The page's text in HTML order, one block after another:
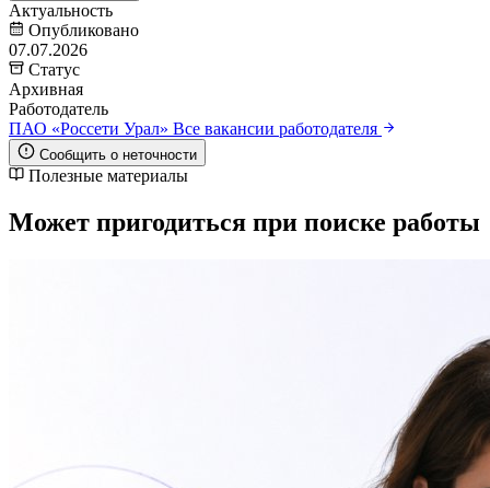
Актуальность
Опубликовано
07.07.2026
Статус
Архивная
Работодатель
ПАО «Россети Урал» Все вакансии работодателя
Сообщить о неточности
Полезные материалы
Может пригодиться при поиске работы